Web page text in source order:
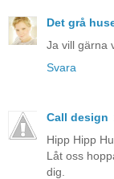
Det grå
Ja vill gärna
Svara
Call design
Hipp Hipp
Låt oss
dig.